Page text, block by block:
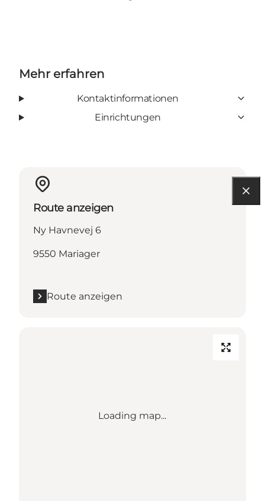
Mehr erfahren
Kontaktinformationen
Einrichtungen
Route anzeigen
Ny Havnevej 6
9550 Mariager
Route anzeigen
Loading map...